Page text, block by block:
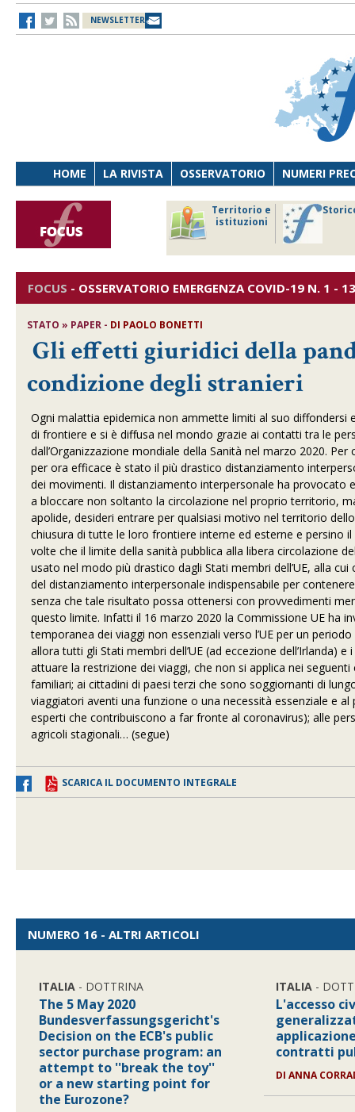
NEWSLETTER
HOME LA RIVISTA OSSERVATORIO NUMERI
Territorio e
istituzioni
FOCUS - OSSERVATORIO EMERGENZA COVID-19 N. 1 -
STATO » PAPER - DI PAOLO BONETTI
Gli effetti giuridici della
condizione degli stranieri
Ogni malattia epidemica non ammette limiti al suo diffondersi
di frontiere e si è diffusa nel mondo grazie ai contatti tra le
dall’Organizzazione mondiale della Sanità nel marzo 2020.
per ora efficace è stato il più drastico distanziamento
dei movimenti. Il distanziamento interpersonale ha
a bloccare non soltanto la circolazione nel proprio territorio,
apolide, desideri entrare per qualsiasi motivo nel territorio
chiusura di tutte le loro frontiere interne ed esterne e persino
volte che il limite della sanità pubblica alla libera circolazione
usato nel modo più drastico dagli Stati membri dell’UE, alla
del distanziamento interpersonale indispensabile per
senza che tale risultato possa ottenersi con provvedimenti
questo limite. Infatti il 16 marzo 2020 la Commissione UE ha
temporanea dei viaggi non essenziali verso l’UE per un
allora tutti gli Stati membri dell’UE (ad eccezione dell’Irlanda)
attuare la restrizione dei viaggi, che non si applica nei
familiari; ai cittadini di paesi terzi che sono soggiornanti di
viaggiatori aventi una funzione o una necessità essenziale e
esperti che contribuiscono a far fronte al coronavirus); alle
agricoli stagionali… (segue)
SCARICA IL DOCUMENTO INTEGRALE
NUMERO 16 - ALTRI ARTICOLI
ITALIA - DOTTRINA
The 5 May 2020
Bundesverfassungsgericht's
Decision on the ECB's public
sector purchase program: an
attempt to ''break the toy''
or a new starting point for
the Eurozone?
ITALIA -
L'accesso
contratti
DIANNA